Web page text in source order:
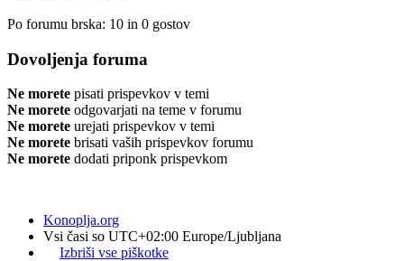
Po forumu brska: 10 in 0 gostov
Dovoljenja foruma
Ne morete pisati prispevkov v temi
Ne morete odgovarjati na teme v forumu
Ne morete urejati prispevkov v temi
Ne morete brisati vaših prispevkov forumu
Ne morete dodati priponk prispevkom
Konoplja.org
Vsi časi so UTC+02:00 Europe/Ljubljana
Izbriši vse piškotke